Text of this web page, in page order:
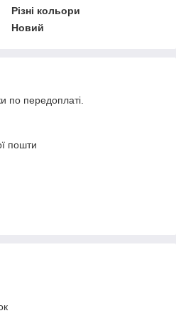
Різні кольори
Новий
по передоплаті.
пошти